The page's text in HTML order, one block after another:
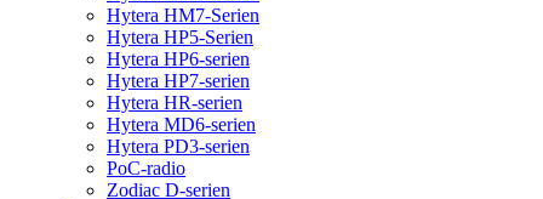
Hytera HM7-Serien
Hytera HP5-Serien
Hytera HP6-serien
Hytera HP7-serien
Hytera HR-serien
Hytera MD6-serien
Hytera PD3-serien
PoC-radio
Zodiac D-serien